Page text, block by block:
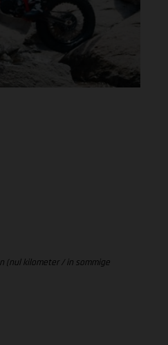
(nul kilometer / in sommige